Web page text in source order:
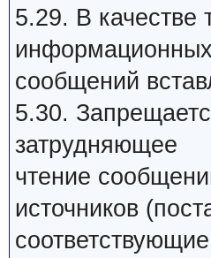
5.29. В качестве
сообщений
5.30.
затрудняющее
чтение
источников